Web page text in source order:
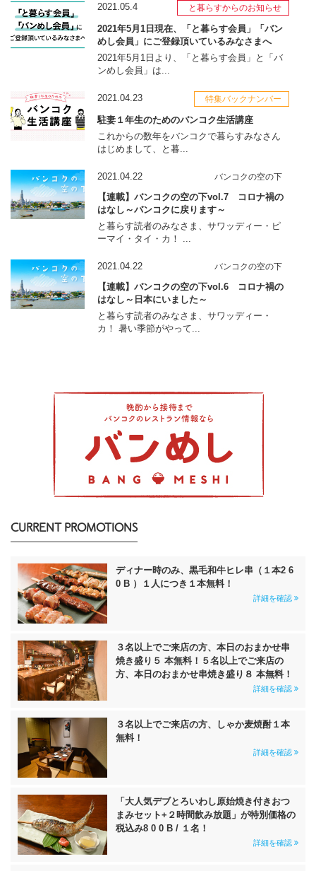
2021.05.4 と暮らすからのお知らせ
2021年5月1日現在、「と暮らす会員」「バン
めし会員」にご登録頂いているみなさまへ
2021年5月1日より、「と暮らす会員」と「バ
ンめし会員」は...
2021.04.23 特集バックナンバー
駐妻１年生のためのバンコク生活講座
これからの数年をバンコクで暮らすみなさん
はじめまして、と暮...
2021.04.22 バンコクの空の下
【連載】バンコクの空の下vol.7 コロナ禍の
はなし～バンコクに戻ります～
と暮らす読者のみなさま、サワッディー・ピ
ーマイ・タイ・カ！ ...
2021.04.22 バンコクの空の下
【連載】バンコクの空の下vol.6 コロナ禍の
はなし～日本にいました～
と暮らす読者のみなさま、サワッディー・
カ！ 暑い季節がやって...
CURRENT PROMOTIONS
ディナー時のみ、黒毛和牛ヒレ串（１本2 6
0 B ）１人につき１本無料！
詳細を確認
３名以上でご来店の方、本日のおまかせ串
焼き盛り５ 本無料！５名以上でご来店の
方、本日のおまかせ串焼き盛り８ 本無料！
詳細を確認
３名以上でご来店の方、しゃか麦焼酎１本
無料！
詳細を確認
「大人気デブとろいわし原始焼き付きおつ
まみセット+２時間飲み放題」が特別価格の
税込み8 0 0 B / １名！
詳細を確認